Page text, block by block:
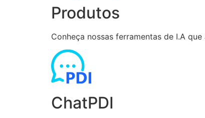
Produtos
Conheça nossas ferramentas de I.A
ChatPDI